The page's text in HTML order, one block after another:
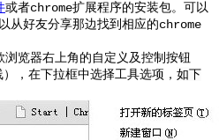
或者chrome扩展程序的安装包。可以
从好友分享那边找到相应的chrome
浏览器右上角的自定义及控制按钮
），在下拉框中选择工具选项， 如下